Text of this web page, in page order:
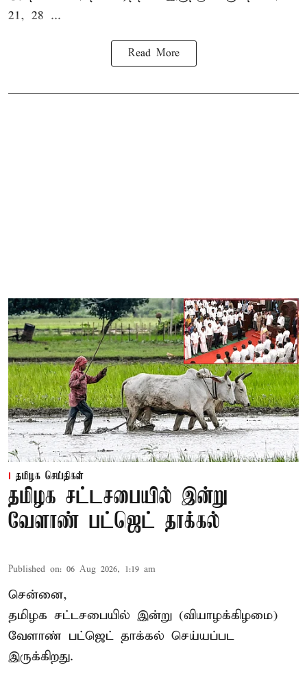
21, 28 ...
Read More
தமிழக செய்திகள்
தமிழக சட்டசபையில் இன்று
வேளாண் பட்ஜெட் தாக்கல்
Published on: 06 Aug 2026, 1:19 am
சென்னை,
தமிழக சட்டசபையில் இன்று (வியாழக்கிழமை)
வேளாண் பட்ஜெட் தாக்கல் செய்யப்பட
இருக்கிறது.